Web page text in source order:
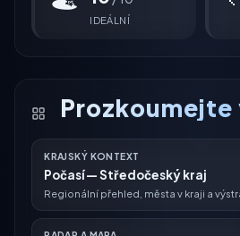
IDEÁLNÍ
Prozkoumejte
KRAJSKÝ KONTEXT
Počasí — Středočeský kraj
Regionální přehled, města v kraji a